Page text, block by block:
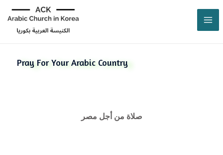
Pray For Your Arabic Country
صلاة من أجل مصر